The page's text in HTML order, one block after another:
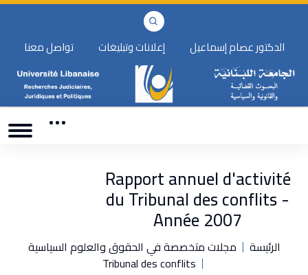
الدكتور عصام إسماعيل إعلانات وتبليغات تواصل معنا
Rapport annuel d'activité
du Tribunal des conflits -
Année 2007
الرئيسة
مجلات متخصصة في الحقوق والعلوم السياسية
Tribunal des conflits